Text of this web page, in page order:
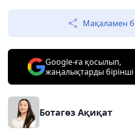
Мақаламен
Google-ға қосылып,
жаңалықтарды
Ботагөз Ақиқат